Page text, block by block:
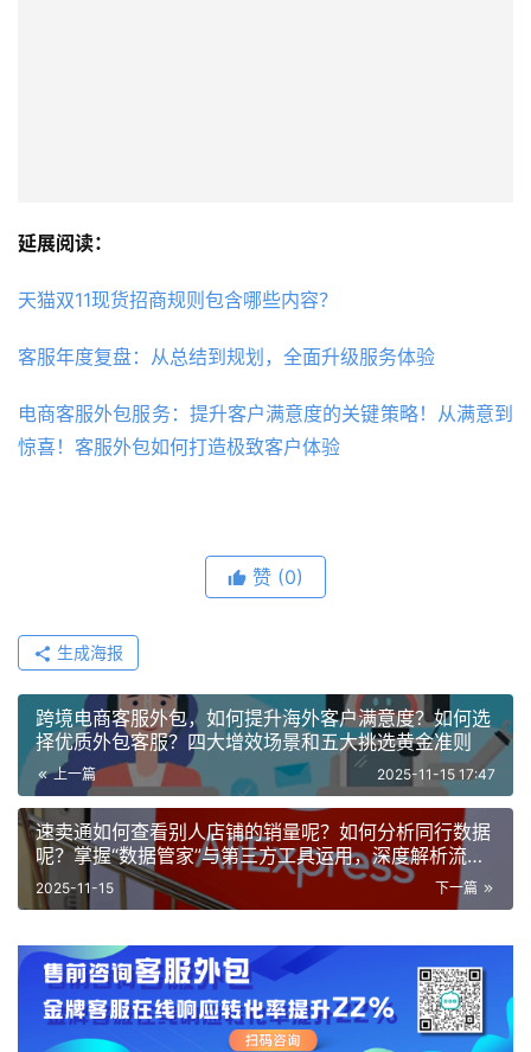
天猫双11现货招商规则包含哪些内容？
客服年度复盘：从总结到规划，全面升级服务体验
电商客服外包服务：提升客户满意度的关键策略！从满意到
跨境电商客服外包，如何提升海外客户满意度？如何选
上一篇 2025-11-15 17:47
速卖通如何查看别人店铺的销量呢？如何分析同行数据
呢？掌握“数据管家”与第三方工具运用，深度解析流量
来源、产品策略与转化率优化！
下一篇
2025-11-15
相关推荐